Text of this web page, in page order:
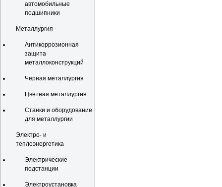
автомобильные
подшипники
Металлургия
Антикоррозионная
защита
металлоконструкций
Черная металлургия
Цветная металлургия
Станки и оборудование
для металлургии
Электро- и
теплоэнергетика
Электрические
подстанции
Электроустановка